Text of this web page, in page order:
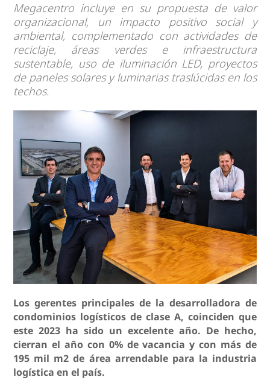
Megacentro incluye en su propuesta de valor
organizacional, un impacto positivo social y
ambiental, complementado con actividades de
reciclaje, áreas verdes e infraestructura
sustentable, uso de iluminación LED, proyectos
de paneles solares y luminarias traslúcidas en los
techos.
Los gerentes principales de la desarrolladora de
condominios logísticos de clase A, coinciden que
este 2023 ha sido un excelente año. De hecho,
cierran el año con 0% de vacancia y con más de
195 mil m2 de área arrendable para la industria
logística en el país.